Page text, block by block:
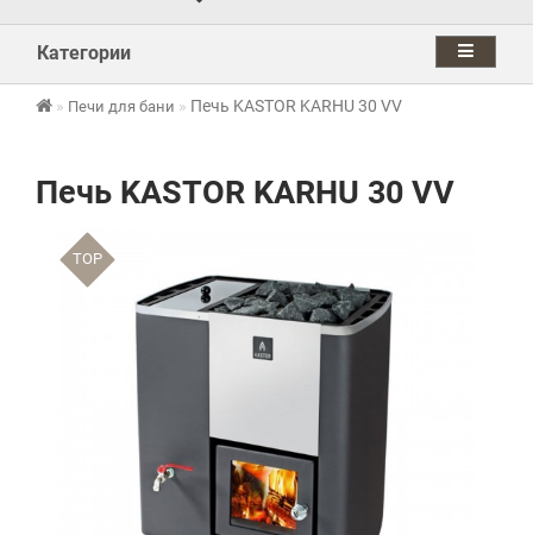
Категории
Печи для бани Печь KASTOR KARHU 30 VV
Печь KASTOR KARHU 30 VV
TOP